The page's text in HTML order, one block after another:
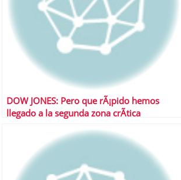
DOW JONES: Pero que rÃ¡pido hemos
llegado a la segunda zona crÃ­tica